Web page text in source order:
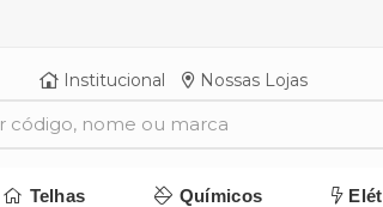
Institucional Nossas Lojas
Telhas Químicos